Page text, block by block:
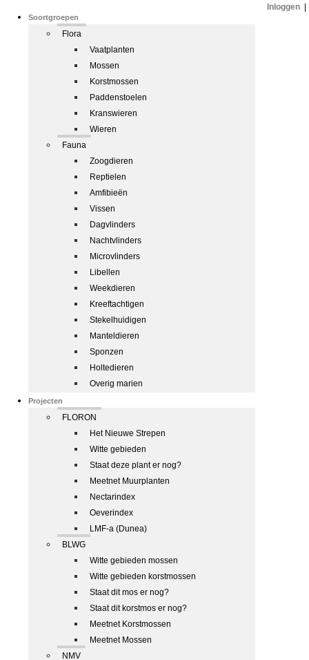
Soortgroepen
Flora
Vaatplanten
Mossen
Korstmossen
Paddenstoelen
Kranswieren
Wieren
Fauna
Zoogdieren
Reptielen
Amfibieën
Vissen
Dagvlinders
Nachtvlinders
Microvlinders
Libellen
Weekdieren
Kreeftachtigen
Stekelhuidigen
Manteldieren
Sponzen
Holtedieren
Overig marien
Projecten
FLORON
Het Nieuwe Strepen
Witte gebieden
Staat deze plant er nog?
Meetnet Muurplanten
Nectarindex
Oeverindex
LMF-a (Dunea)
BLWG
Witte gebieden mossen
Witte gebieden korstmossen
Staat dit mos er nog?
Staat dit korstmos er nog?
Meetnet Korstmossen
Meetnet Mossen
NMV
Inloggen